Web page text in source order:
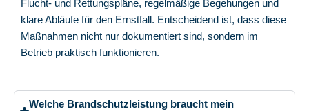
Flucht- und Rettungspläne, regelmäßige Begehungen und
klare Abläufe für den Ernstfall. Entscheidend ist, dass diese
Maßnahmen nicht nur dokumentiert sind, sondern im
Betrieb praktisch funktionieren.
Welche Brandschutzleistung braucht mein